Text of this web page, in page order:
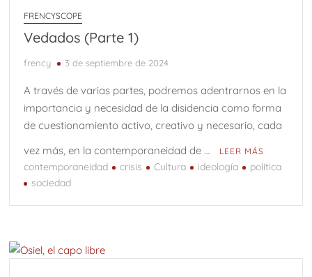
FRENCYSCOPE
Vedados (Parte 1)
frency 3 de septiembre de 2024
A través de varias partes, podremos adentrarnos en la
importancia y necesidad de la disidencia como forma
de cuestionamiento activo, creativo y necesario, cada
vez más, en la contemporaneidad de …
LEER MÁS
contemporaneidad crisis Cultura ideología
política
sociedad